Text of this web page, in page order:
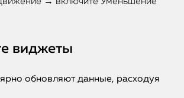
виджеты
обновляют данные, расходуя